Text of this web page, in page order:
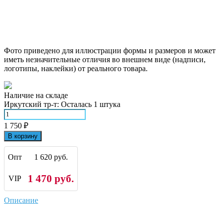
Фото приведено для иллюстрации формы и размеров и может
иметь незначительные отличия во внешнем виде (надписи,
логотипы, наклейки) от реального товара.
Наличие на складе
Иркутский тр-т: Осталась 1 штука
1 750 ₽
В корзину
Опт 1 620 руб.
VIP 1 470 руб.
Описание